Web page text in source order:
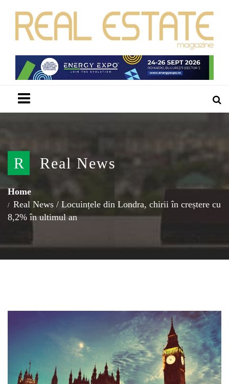
R Real News
Home
Real News / Locuințele din Londra, chirii în creștere cu
8,2% în ultimul an